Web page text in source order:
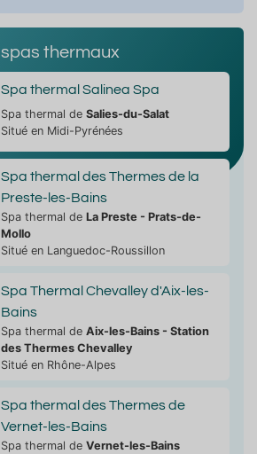
thermaux
Spa thermal Salinea Spa
Spa thermal de Salies-du-Salat
Situé en Midi-Pyrénées
Spa thermal des Thermes de la
Preste-les-Bains
Spa thermal de La Preste - Prats-de-
Mollo
Situé en Languedoc-Roussillon
Spa Thermal Chevalley d'Aix-les-
Bains
Spa thermal de Aix-les-Bains - Station
des Thermes Chevalley
Situé en Rhône-Alpes
Spa thermal des Thermes de
Vernet-les-Bains
Spa thermal de Vernet-les-Bains